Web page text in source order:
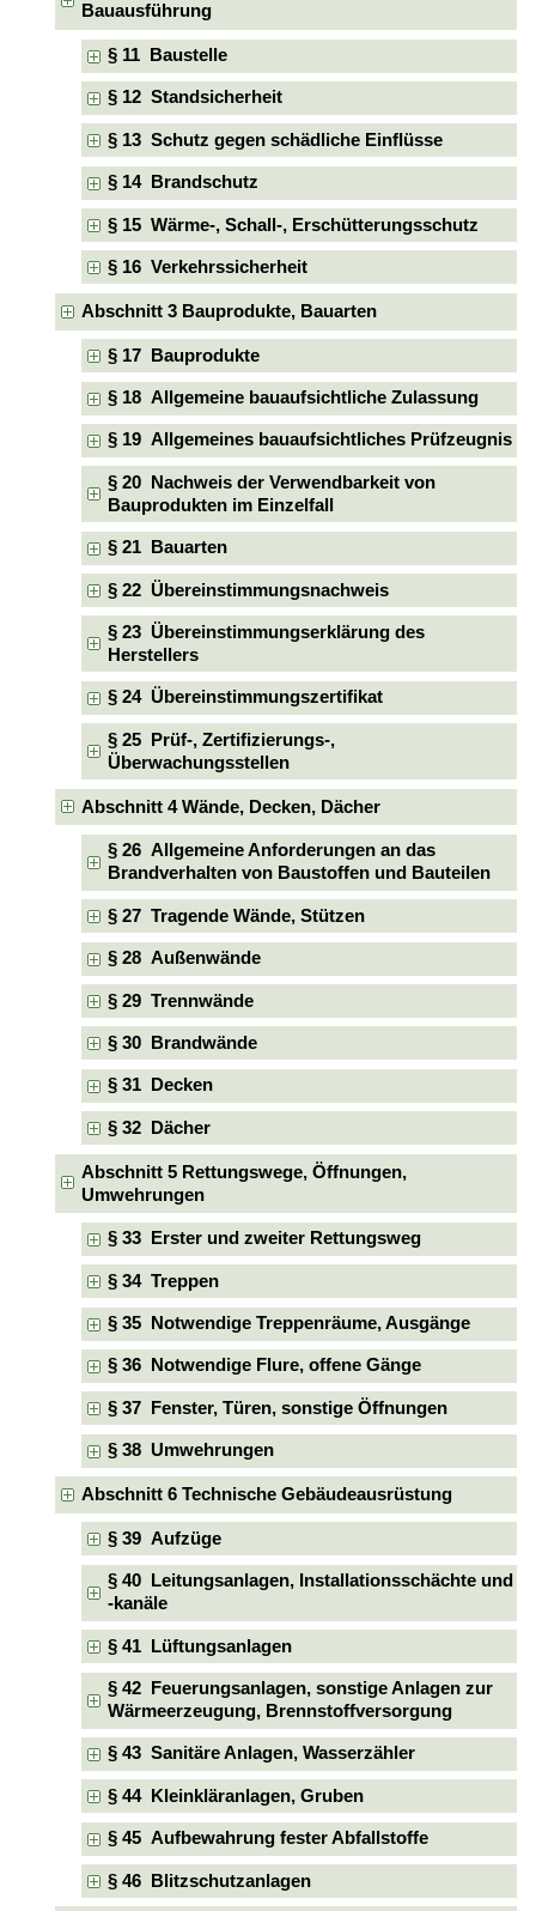
Bauausführung
§ 11 Baustelle
§ 12 Standsicherheit
§ 13 Schutz gegen schädliche Einflüsse
§ 14 Brandschutz
§ 15 Wärme-, Schall-, Erschütterungsschutz
§ 16 Verkehrssicherheit
Abschnitt 3 Bauprodukte, Bauarten
§ 17 Bauprodukte
§ 18 Allgemeine bauaufsichtliche Zulassung
§ 19 Allgemeines bauaufsichtliches Prüfzeugnis
§ 20 Nachweis der Verwendbarkeit von
Bauprodukten im Einzelfall
§ 21 Bauarten
§ 22 Übereinstimmungsnachweis
§ 23 Übereinstimmungserklärung des
Herstellers
§ 24 Übereinstimmungszertifikat
§ 25 Prüf-, Zertifizierungs-,
Überwachungsstellen
Abschnitt 4 Wände, Decken, Dächer
§ 26 Allgemeine Anforderungen an das
Brandverhalten von Baustoffen und Bauteilen
§ 27 Tragende Wände, Stützen
§ 28 Außenwände
§ 29 Trennwände
§ 30 Brandwände
§ 31 Decken
§ 32 Dächer
Abschnitt 5 Rettungswege, Öffnungen,
Umwehrungen
§ 33 Erster und zweiter Rettungsweg
§ 34 Treppen
§ 35 Notwendige Treppenräume, Ausgänge
§ 36 Notwendige Flure, offene Gänge
§ 37 Fenster, Türen, sonstige Öffnungen
§ 38 Umwehrungen
Abschnitt 6 Technische Gebäudeausrüstung
§ 39 Aufzüge
§ 40 Leitungsanlagen, Installationsschächte und
-kanäle
§ 41 Lüftungsanlagen
§ 42 Feuerungsanlagen, sonstige Anlagen zur
Wärmeerzeugung, Brennstoffversorgung
§ 43 Sanitäre Anlagen, Wasserzähler
§ 44 Kleinkläranlagen, Gruben
§ 45 Aufbewahrung fester Abfallstoffe
§ 46 Blitzschutzanlagen